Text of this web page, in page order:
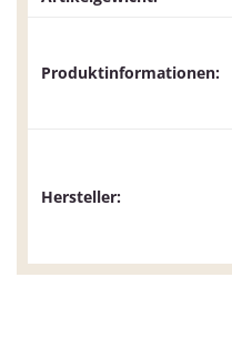
Produktinformationen:
Hersteller: